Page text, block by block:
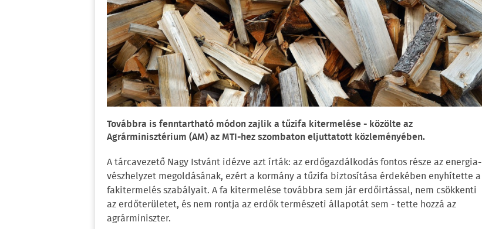
Továbbra is fenntartható módon zajlik a tűzifa kitermelése - közölte az
Agrárminisztérium (AM) az MTI-hez szombaton eljuttatott közleményében.
A tárcavezető Nagy Istvánt idézve azt írták: az erdőgazdálkodás fontos része az energia-
vészhelyzet megoldásának, ezért a kormány a tűzifa biztosítása érdekében enyhítette a
fakitermelés szabályait. A fa kitermelése továbbra sem jár erdőirtással, nem csökkenti
az erdőterületet, és nem rontja az erdők természeti állapotát sem - tette hozzá az
agrárminiszter.